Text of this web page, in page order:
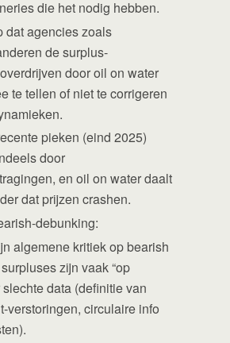
die het nodig hebben.
dat agencies zoals
de surplus-
door oil on water
te tellen of niet te corrigeren
pieken (eind 2025)
door
en oil on water daalt
dat prijzen crashen.
debunking:
algemene kritiek op bearish
zijn vaak “op
slechte data (definitie van
verstoringen, circulaire info